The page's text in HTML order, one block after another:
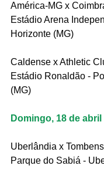
América-MG x
Estádio Arena
Horizonte (MG)
Caldense x Athletic
Estádio Ronaldão -
(MG)
Domingo, 18 de abril
Uberlândia x
Parque do Sabiá -